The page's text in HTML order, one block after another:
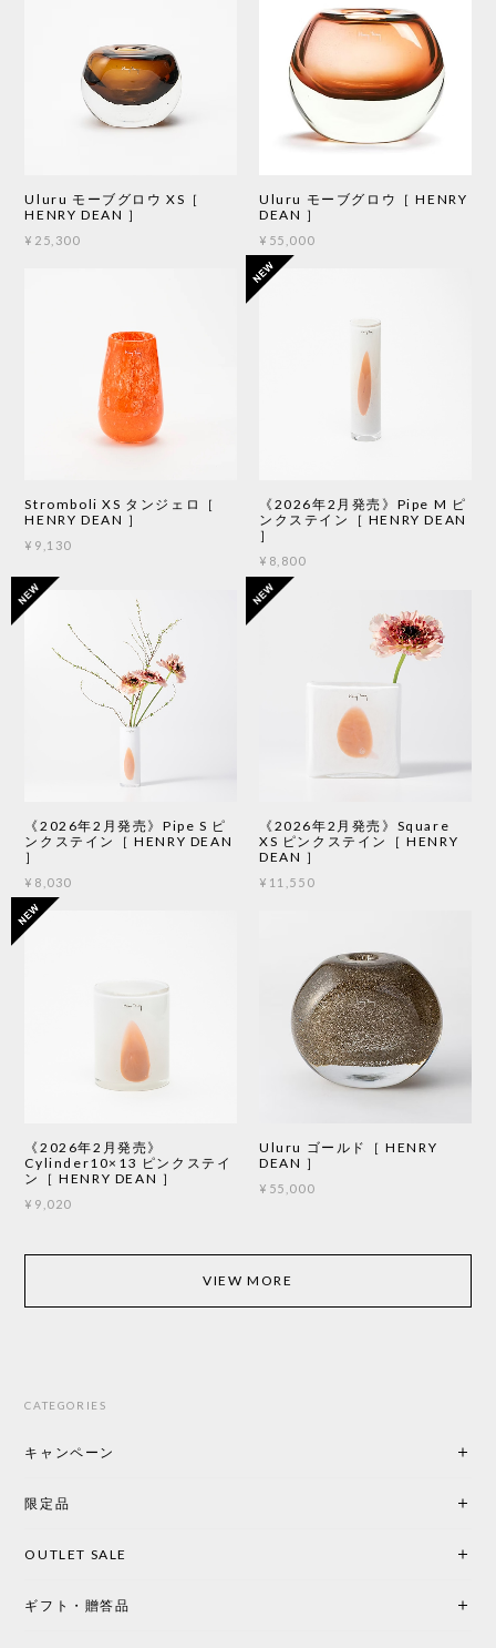
Uluru モーブグロウ XS［
HENRY DEAN ］
¥25,300
Uluru モーブグロウ［ HENRY
DEAN ］
¥55,000
Stromboli XS タンジェロ［
HENRY DEAN ］
¥9,130
《2026年2月発売》Pipe M ピ
ンクステイン［ HENRY DEAN
］
¥8,800
《2026年2月発売》Pipe S ピ
ンクステイン［ HENRY DEAN
］
¥8,030
《2026年2月発売》Square
XS ピンクステイン［ HENRY
DEAN ］
¥11,550
《2026年2月発売》
Cylinder10×13 ピンクステイ
ン［ HENRY DEAN ］
¥9,020
Uluru ゴールド［ HENRY
DEAN ］
¥55,000
VIEW MORE
CATEGORIES
キャンペーン
限定品
OUTLET SALE
ギフト・贈答品